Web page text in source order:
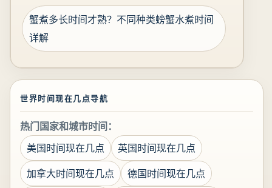
蟹煮多长时间才熟？不同种类螃蟹水煮时间
详解
世界时间现在几点导航
热门国家和城市时间：
美国时间现在几点
英国时间现在几点
加拿大时间现在几点
德国时间现在几点